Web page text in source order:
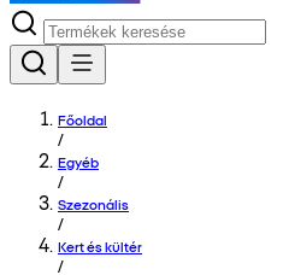
Főoldal
/
Egyéb
/
Szezonális
/
Kert és kültér
/